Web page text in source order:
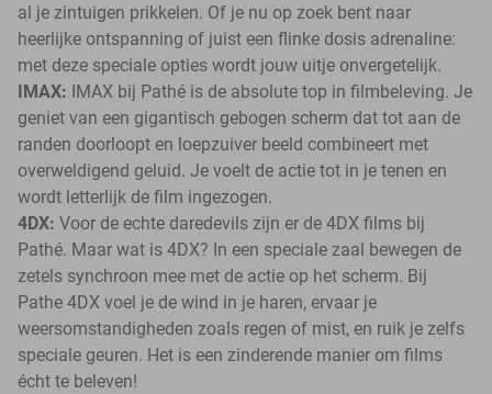
al je zintuigen prikkelen. Of je nu op zoek bent naar
heerlijke ontspanning of juist een flinke dosis adrenaline:
met deze speciale opties wordt jouw uitje onvergetelijk.
IMAX: IMAX bij Pathé is de absolute top in filmbeleving. Je
geniet van een gigantisch gebogen scherm dat tot aan de
randen doorloopt en loepzuiver beeld combineert met
overweldigend geluid. Je voelt de actie tot in je tenen en
wordt letterlijk de film ingezogen.
4DX: Voor de echte daredevils zijn er de 4DX films bij
Pathé. Maar wat is 4DX? In een speciale zaal bewegen de
zetels synchroon mee met de actie op het scherm. Bij
Pathe 4DX voel je de wind in je haren, ervaar je
weersomstandigheden zoals regen of mist, en ruik je zelfs
speciale geuren. Het is een zinderende manier om films
écht te beleven!